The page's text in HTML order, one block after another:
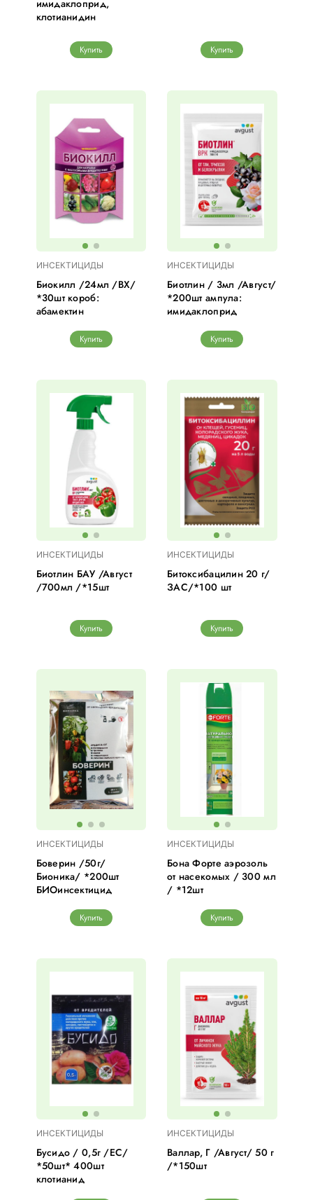
имидаклоприд,
клотианидин
Купить Купить
ИНСЕКТИЦИДЫ
Биокилл /24мл /ВХ/
*30шт короб:
абамектин
Купить
ИНСЕКТИЦИДЫ
Биотлин / 3мл /Август/
*200шт ампула:
имидаклоприд
Купить
ИНСЕКТИЦИДЫ
Биотлин БАУ /Август
/700мл /*15шт
Купить
ИНСЕКТИЦИДЫ
Битоксибацилин 20 г/
ЗАС/*100 шт
Купить
ИНСЕКТИЦИДЫ
Боверин /50г/
Бионика/ *200шт
БИОинсектицид
Купить
ИНСЕКТИЦИДЫ
Бона Форте аэрозоль
от насекомых / 300 мл
/ *12шт
Купить
ИНСЕКТИЦИДЫ
Бусидо / 0,5г /ЕС/
*50шт* 400шт
клотианид
ИНСЕКТИЦИДЫ
Валлар, Г /Август/ 50 г
/*150шт